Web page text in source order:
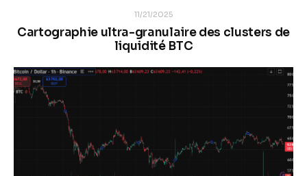
11/21/2025
Cartographie ultra-granulaire des clusters de
liquidité BTC